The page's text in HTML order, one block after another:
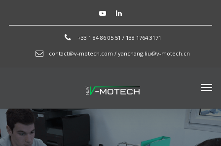
+33 1 84 86 05 51 / 138 1764 3171
contact@v-motech.com / yanchang.liu@v-motech.cn